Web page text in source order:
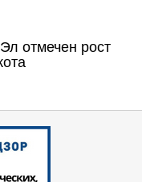
отмечен рост